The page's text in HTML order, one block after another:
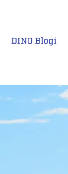
DINO Blogi